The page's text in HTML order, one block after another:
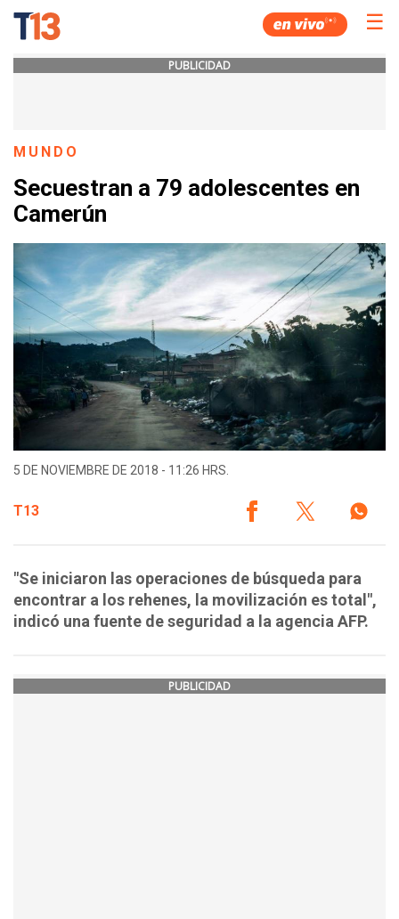
☰
PUBLICIDAD
MUNDO
Secuestran a 79 adolescentes en
Camerún
5 DE NOVIEMBRE DE 2018 - 11:26 HRS.
T13
"Se iniciaron las operaciones de búsqueda para
encontrar a los rehenes, la movilización es total",
indicó una fuente de seguridad a la agencia AFP.
PUBLICIDAD